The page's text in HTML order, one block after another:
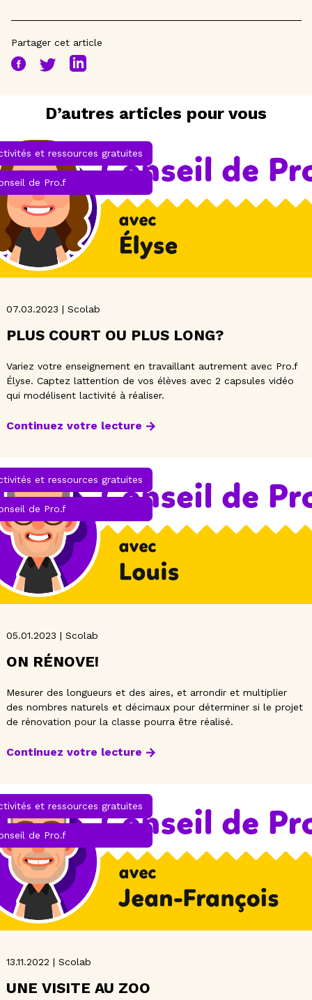
Partager cet article
D’autres articles pour vous
et ressources gratuites
de Pro.f
07.03.2023 | Scolab
PLUS COURT OU PLUS LONG?
Variez votre enseignement en travaillant autrement avec Pro.f
Élyse. Captez lattention de vos élèves avec 2 capsules vidéo
qui modélisent lactivité à réaliser.
Continuez votre lecture
et ressources gratuites
de Pro.f
05.01.2023 | Scolab
ON RÉNOVE!
Mesurer des longueurs et des aires, et arrondir et multiplier
des nombres naturels et décimaux pour déterminer si le projet
de rénovation pour la classe pourra être réalisé.
Continuez votre lecture
et ressources gratuites
de Pro.f
13.11.2022 | Scolab
UNE VISITE AU ZOO